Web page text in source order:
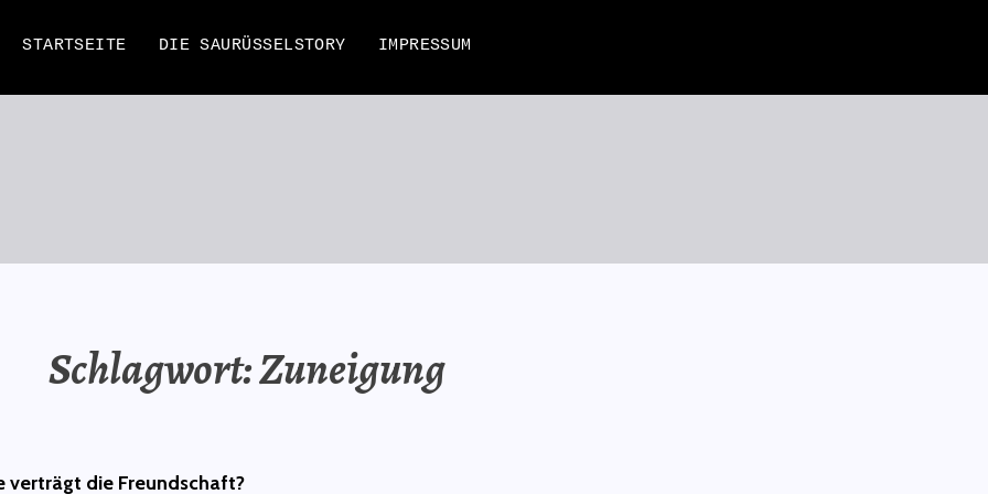
STARTSEITE DIE SAURÜSSELSTORY IMPRESSUM
Schlagwort:Zuneigung
verträgt die Freundschaft?